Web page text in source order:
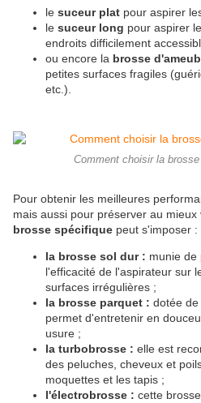
le suceur plat pour aspirer
le suceur long pour aspirer
endroits difficilement
ou encore la brosse
petites surfaces fragiles
etc.).
Comment choisir la
Pour obtenir les meilleures
mais aussi pour préserver au
brosse spécifique peut s'imposer :
la brosse sol dur : munie de
l'efficacité de l'aspirateur sur
surfaces irrégulières ;
la brosse parquet : dotée
permet d'entretenir en
usure ;
la turbobrosse : elle est
des peluches, cheveux et
moquettes et les tapis ;
l'électrobrosse : cette